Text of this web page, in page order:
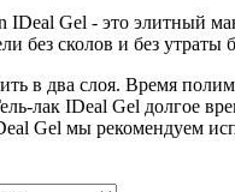
IDeal Gel - это элитный
без сколов и без
в два слоя. Время
лак IDeal Gel долгое
Gel мы рекомендуем